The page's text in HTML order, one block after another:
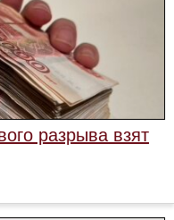
разрыва взят